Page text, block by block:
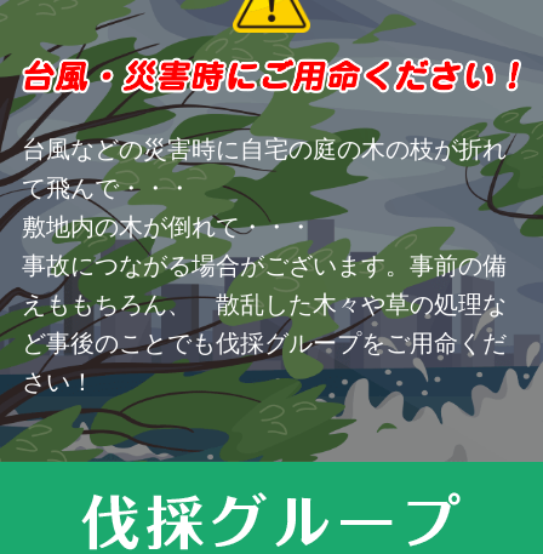
台風などの災害時に自宅の庭の木の枝が折れ
て飛んで・・・
敷地内の木が倒れて・・・
事故につながる場合がございます。事前の備
えももちろん、 散乱した木々や草の処理な
ど事後のことでも伐採グループをご用命くだ
さい！